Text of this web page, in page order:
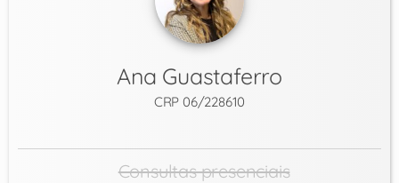
Ana Guastaferro
CRP 06/228610
Consultas presenciais